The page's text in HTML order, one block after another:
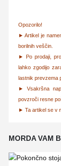
Opozorilo!
► Artikel je
borilnih veščin.
► Po prodaji,
lahko zgodijo
lastnik prevzema
► Vsakršna
povzroči resne
► Ta artikel se v
MORDA VAM